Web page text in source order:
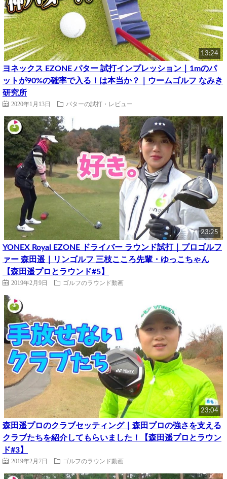
13:24
ヨネックス EZONE パター 試打インプレッション｜1mのパ
ットが90%の確率で入る！は本当か？｜ウームゴルフ なみき
研究所
2020年1月13日 パターの試打・レビュー
23:25
YONEX Royal EZONE ドライバー ラウンド試打｜プロゴルフ
ァー 森田遥｜リンゴルフ 三枝こころ先輩・ゆっこちゃん
【森田遥プロとラウンド#5】
2019年2月9日 ゴルフのラウンド動画
23:04
森田遥プロのクラブセッティング｜森田プロの強さを支える
クラブたちを紹介してもらいました！【森田遥プロとラウン
ド#3】
2019年2月7日 ゴルフのラウンド動画